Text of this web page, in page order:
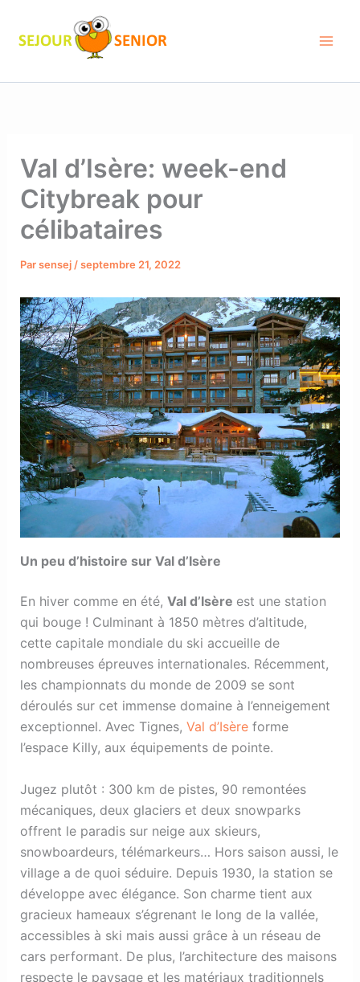
contenu
Val d’Isère: week-end
Citybreak pour
célibataires
Parsensej /septembre 21, 2022
Un peu d’histoire sur Val d’Isère
En hiver comme en été, Val d’Isère est une station
qui bouge ! Culminant à 1850 mètres d’altitude,
cette capitale mondiale du ski accueille de
nombreuses épreuves internationales. Récemment,
les championnats du monde de 2009 se sont
déroulés sur cet immense domaine à l’enneigement
exceptionnel. Avec Tignes, Val d’Isèreforme
l’espace Killy, aux équipements de pointe.
Jugez plutôt : 300 km de pistes, 90 remontées
mécaniques, deux glaciers et deux snowparks
offrent le paradis sur neige aux skieurs,
snowboardeurs, télémarkeurs… Hors saison aussi, le
village a de quoi séduire. Depuis 1930, la station se
développe avec élégance. Son charme tient aux
gracieux hameaux s’égrenant le long de la vallée,
accessibles à ski mais aussi grâce à un réseau de
cars performant. De plus, l’architecture des maisons
respecte le paysage et les matériaux traditionnels